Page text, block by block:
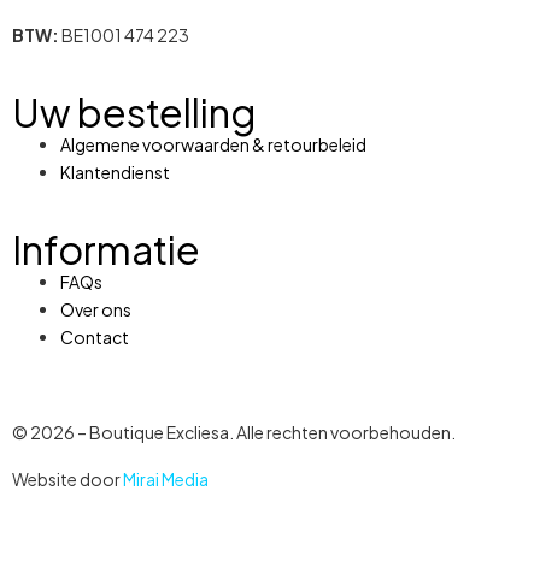
BTW: BE1001 474 223
Uw bestelling
Algemene voorwaarden & retourbeleid
Klantendienst
Informatie
FAQs
Over ons
Contact
© 2026 – Boutique Excliesa. Alle rechten voorbehouden.
Website doorMirai Media